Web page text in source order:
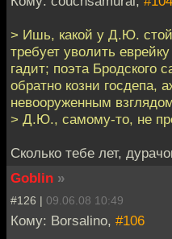
> Ишь, какой у Д.Ю.
требует уволить
гадит; поэта Бродского
обратно козни
невооруженным
> Д.Ю., самому-то, не
Сколько тебе лет,
Goblin »
#126 | 09.06.08 10:49
Кому: Borsalino, #106